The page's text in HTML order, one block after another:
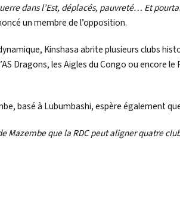
dans l’Est, déplacés, pauvreté… Et
un membre de l’opposition.
Kinshasa abrite plusieurs clubs
Dragons, les Aigles du Congo ou encore
basé à Lubumbashi, espère également
Mazembe que la RDC peut aligner quatre